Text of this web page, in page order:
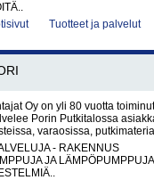
Tuotteet ja palvelut
Oy on yli 80 vuotta
Porin Putkitalossa
varaosissa,
- RAKENNUS
JA LÄMPÖPUMPPUJA